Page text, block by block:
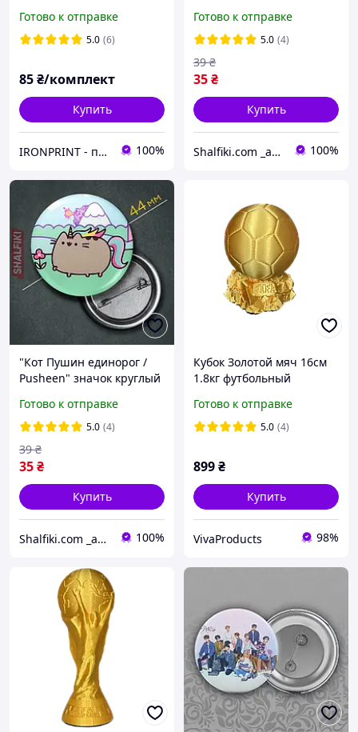
медальки на выпускной в
детском саду
Готово к отправке
5.0 (6)
85₴/комплект
Купить
IRONPRINT - печать на металле и наградная атрибутика 100%
Готово к отправке
5.0 (4)
35₴
39 ₴
Купить
Shalfiki.com _аниме и гик подполье_ 100%
"Кот Пушин единорог /
Pusheen" значок круглый
Готово к отправке
5.0 (4)
35₴
39 ₴
Купить
Shalfiki.com _аниме и гик подполье_ 100%
Кубок Золотой мяч 16см
1.8кг футбольный
Готово к отправке
5.0 (4)
899₴
Купить
VivaProducts 98%